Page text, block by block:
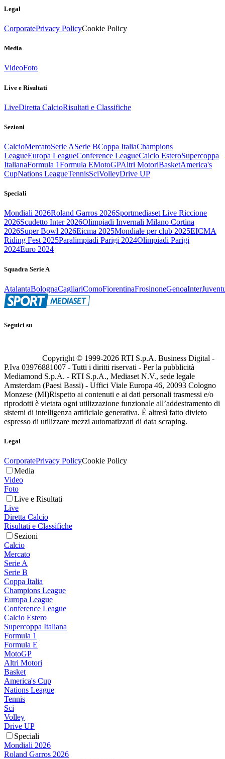
Legal
CorporatePrivacy PolicyCookie Policy
Media
VideoFoto
Live e Risultati
LiveDiretta CalcioRisultati e Classifiche
Sezioni
CalcioMercatoSerie ASerie BCoppa ItaliaChampions
LeagueEuropa LeagueConference LeagueCalcio EsteroSupercoppa
ItalianaFormula 1Formula EMotoGPAltri MotoriBasketAmerica's
CupNations LeagueTennisSciVolleyDrive UP
Speciali
Mondiali 2026Roland Garros 2026Sportmediaset Live Riccione
2026Scudetto Inter 2026Olimpiadi Invernali Milano Cortina
2026Super Bowl 2026Eicma 2025Mondiale per club 2025EICMA
Riding Fest 2025Paralimpiadi Parigi 2024Olimpiadi Parigi
2024Euro 2024
Squadra Serie A
AtalantaBolognaCagliariComoFiorentinaFrosinoneGenoaInter
Seguici su
Copyright © 1999-2026 RTI S.p.A. Business Digital -
P.Iva 03976881007 - Tutti i diritti riservati - Per la pubblicità
Mediamond S.p.A. - RTI S.p.A., Mediaset N.V., sede legale
Amsterdam (Paesi Bassi) - Uffici Viale Europa 46, 20093 Cologno
Monzese (MI)Rispetto ai contenuti e ai dati personali trasmessi e/o
riprodotti è vietata ogni utilizzazione funzionale all’addestramento di
sistemi di intelligenza artificiale generativa. È altresì fatto divieto
espresso di utilizzare mezzi automatizzati di data scraping.
Legal
CorporatePrivacy PolicyCookie Policy
Media
Video
Foto
Live e Risultati
Live
Diretta Calcio
Risultati e Classifiche
Sezioni
Calcio
Mercato
Serie A
Serie B
Coppa Italia
Champions League
Europa League
Conference League
Calcio Estero
Supercoppa Italiana
Formula 1
Formula E
MotoGP
Altri Motori
Basket
America's Cup
Nations League
Tennis
Sci
Volley
Drive UP
Speciali
Mondiali 2026
Roland Garros 2026